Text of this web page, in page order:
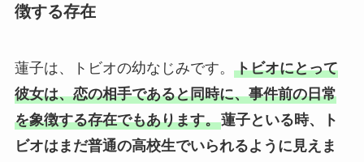
徴する存在
蓮子は、トビオの幼なじみです。 トビオにとって
彼女は、恋の相手であると同時に、事件前の日常
を象徴する存在でもあります。蓮子といる時、ト
ビオはまだ普通の高校生でいられるように見えま